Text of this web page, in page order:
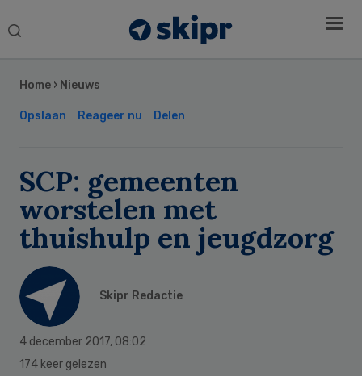
Search
Home › Nieuws
Opslaan Reageer nu Delen
SCP: gemeenten
worstelen met
thuishulp en jeugdzorg
Skipr Redactie
4 december 2017, 08:02
174 keer gelezen
Sidebar